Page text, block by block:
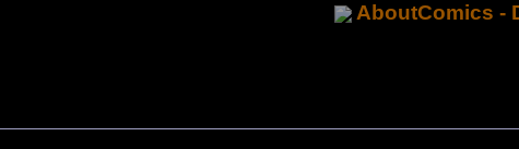
AboutComics -